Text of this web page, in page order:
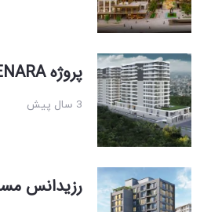
پروژه VENARA استانبول
3 سال پیش